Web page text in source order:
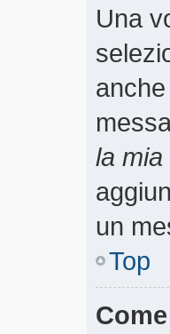
Una
la mia
un
Top